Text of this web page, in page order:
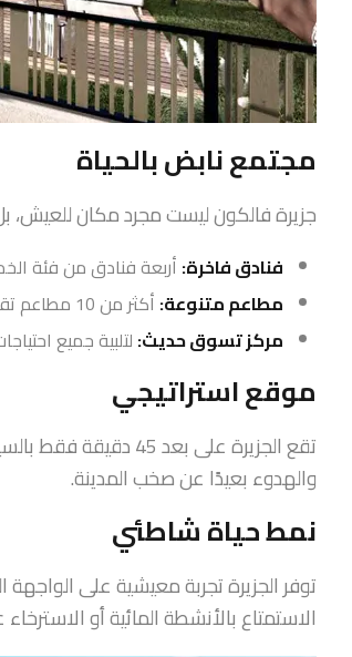
مجتمع نابض بالحياة
جزيرة فالكون ليست مجرد مكان
فنادق فاخرة:أربعة فنادق من فئة
مطاعم متنوعة: أكثر من 10 مطاعم تقدم خيارات طعام تناسب جميع الأذواق.
مركز تسوق حديث: لتلبية جميع
موقع استراتيجي
تقع الجزيرة على
والهدوء بعيدًا عن صخب المدينة.
نمط حياة شاطئي
الاستمتاع بالأنشطة المائية أو